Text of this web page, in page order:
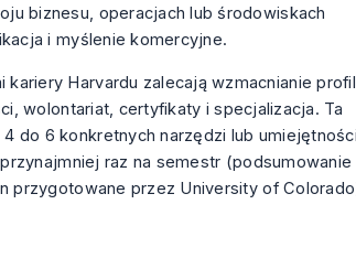
biznesu, operacjach lub środowiskach
i myślenie komercyjne.
Harvardu zalecają wzmacnianie
wolontariat, certyfikaty i specjalizacja. Ta
do 6 konkretnych narzędzi lub
raz na semestr (podsumowanie
przygotowane przez University of Colorado